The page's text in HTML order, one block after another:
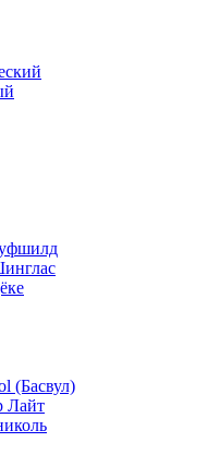
(Басвул)
Лайт